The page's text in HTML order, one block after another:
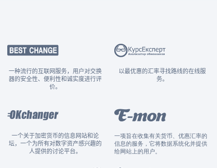
一种流行的互联网服务，用户对交换
器的安全性、便利性和诚实度进行评
价。
以最优惠的汇率寻找路线的在线服
务。
一个关于加密货币的信息网站和论
坛，一个为所有对数字资产感兴趣的
人提供的讨论平台。
一项旨在收集有关货币、优惠汇率的
信息的服务，它将数据系统化并提供
给网站上的用户。